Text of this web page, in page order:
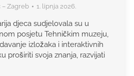
– Zagreb 1. lipnja 2026.
djeca sudjelovala su u
posjetu Tehničkim muzeju,
izložaka i interaktivnih
proširiti svoja znanja, razvijati